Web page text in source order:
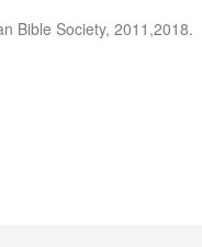
Bible Society, 2011,2018.